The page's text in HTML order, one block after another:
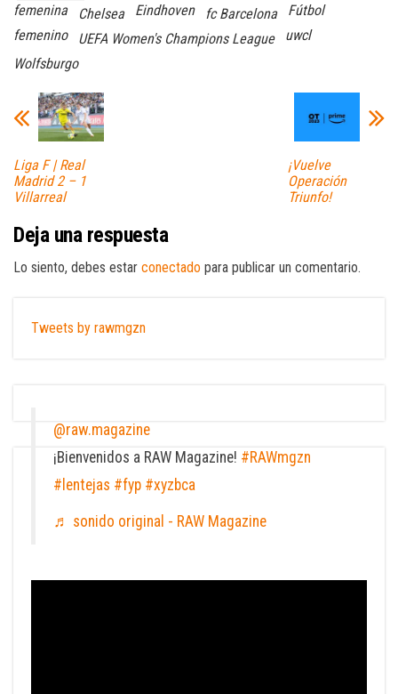
femenina
Chelsea Eindhoven fc Barcelona
Fútbol
femenino
UEFA Women's Champions League
uwcl
Wolfsburgo
Liga F | Real
Madrid 2 – 1
Villarreal
¡Vuelve
Operación
Triunfo!
Deja una respuesta
Lo siento, debes estar conectado para publicar un comentario.
Tweets by rawmgzn
@raw.magazine
¡Bienvenidos a RAW Magazine! #RAWmgzn
#lentejas #fyp #xyzbca
♬ sonido original - RAW Magazine